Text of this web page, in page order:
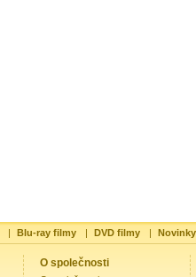
| Blu-ray filmy | DVD filmy |
O společnosti